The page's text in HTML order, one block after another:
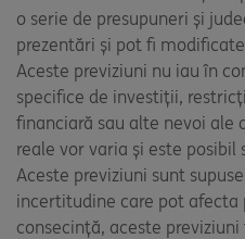
o serie de presupuneri și
prezentări și pot fi
Aceste previziuni nu iau în
specifice de investiții,
financiară sau alte nevoi ale
reale vor varia și este
Aceste previziuni sunt
incertitudine care pot afecta
consecință, aceste